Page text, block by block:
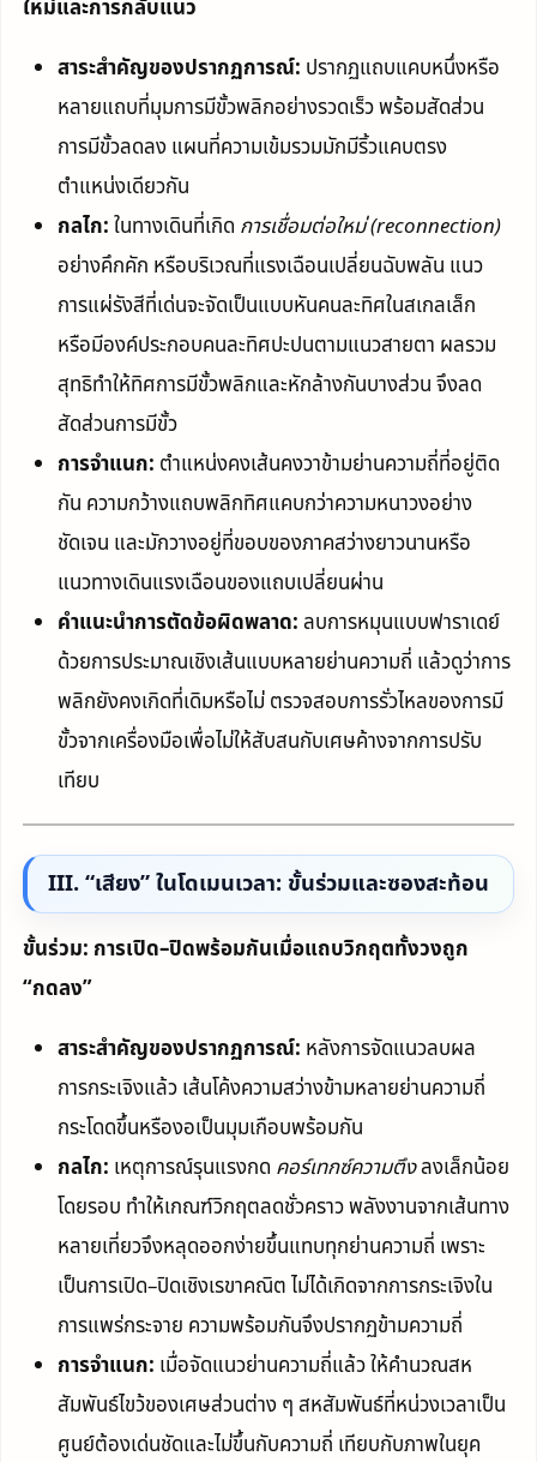
ใหม่และการกลับแนว
สาระสำคัญของปรากฏการณ์: ปรากฏแถบแคบหนึ่งหรือ
หลายแถบที่มุมการมีขั้วพลิกอย่างรวดเร็ว พร้อมสัดส่วน
การมีขั้วลดลง แผนที่ความเข้มรวมมักมีริ้วแคบตรง
ตำแหน่งเดียวกัน
กลไก:ในทางเดินที่เกิด การเชื่อมต่อใหม่ (reconnection)
อย่างคึกคัก หรือบริเวณที่แรงเฉือนเปลี่ยนฉับพลัน แนว
การแผ่รังสีที่เด่นจะจัดเป็นแบบหันคนละทิศในสเกลเล็ก
หรือมีองค์ประกอบคนละทิศปะปนตามแนวสายตา ผลรวม
สุทธิทำให้ทิศการมีขั้วพลิกและหักล้างกันบางส่วน จึงลด
สัดส่วนการมีขั้ว
การจำแนก: ตำแหน่งคงเส้นคงวาข้ามย่านความถี่ที่อยู่ติด
กัน ความกว้างแถบพลิกทิศแคบกว่าความหนาวงอย่าง
ชัดเจน และมักวางอยู่ที่ขอบของภาคสว่างยาวนานหรือ
แนวทางเดินแรงเฉือนของแถบเปลี่ยนผ่าน
คำแนะนำการตัดข้อผิดพลาด:ลบการหมุนแบบฟาราเดย์
ด้วยการประมาณเชิงเส้นแบบหลายย่านความถี่ แล้วดูว่าการ
พลิกยังคงเกิดที่เดิมหรือไม่ ตรวจสอบการรั่วไหลของการมี
ขั้วจากเครื่องมือเพื่อไม่ให้สับสนกับเศษค้างจากการปรับ
เทียบ
III. “เสียง” ในโดเมนเวลา: ขั้นร่วมและซองสะท้อน
ขั้นร่วม: การเปิด–ปิดพร้อมกันเมื่อแถบวิกฤตทั้งวงถูก
“กดลง”
สาระสำคัญของปรากฏการณ์: หลังการจัดแนวลบผล
การกระเจิงแล้ว เส้นโค้งความสว่างข้ามหลายย่านความถี่
กระโดดขึ้นหรืองอเป็นมุมเกือบพร้อมกัน
กลไก: เหตุการณ์รุนแรงกด คอร์เทกซ์ความตึงลงเล็กน้อย
โดยรอบ ทำให้เกณฑ์วิกฤตลดชั่วคราว พลังงานจากเส้นทาง
หลายเที่ยวจึงหลุดออกง่ายขึ้นแทบทุกย่านความถี่ เพราะ
เป็นการเปิด–ปิดเชิงเรขาคณิต ไม่ได้เกิดจากการกระเจิงใน
การแพร่กระจาย ความพร้อมกันจึงปรากฏข้ามความถี่
การจำแนก: เมื่อจัดแนวย่านความถี่แล้ว ให้คำนวณสห
สัมพันธ์ไขว้ของเศษส่วนต่าง ๆ สหสัมพันธ์ที่หน่วงเวลาเป็น
ศูนย์ต้องเด่นชัดและไม่ขึ้นกับความถี่ เทียบกับภาพในยุค